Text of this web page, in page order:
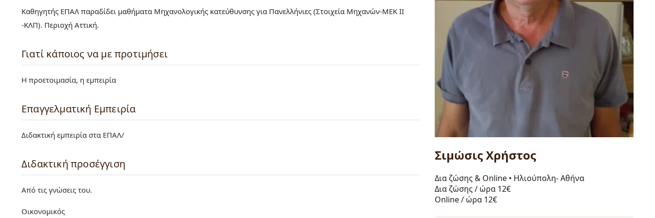
Καθηγητής ΕΠΑΛ παραδίδει μαθήματα Μηχανολογικής κατεύθυνσης για Πανελλήνιες (Στοιχεία Μηχανών-ΜΕΚ ΙΙ
-ΚΛΠ). Περιοχή Αττική.
Γιατί κάποιος να με προτιμήσει
Η προετοιμασία, η εμπειρία
Επαγγελματική Εμπειρία
Διδακτική εμπειρία στα ΕΠΑΛ/
Διδακτική προσέγγιση
Από τις γνώσεις του.
Οικονομικός
Σιμώσις Χρήστος
Δια ζώσης & Online • Ηλιούπολη- Αθήνα
Δια ζώσης / ώρα 12€
Online / ώρα 12€